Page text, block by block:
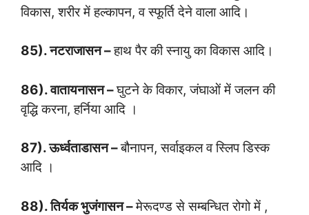
विकास, शरीर में हल्कापन, व स्फूर्ति देने वाला आदि।
85). नटराजासन –हाथ पैर की स्नायु का विकास आदि।
86). वातायनासन –घुटने के विकार, जंघाओं में जलन की
वृद्धि करना, हर्निया आदि ।
87). ऊर्ध्वताडासन –बौनापन, सर्वाइकल व स्लिप डिस्क
आदि ।
88). तिर्यक भुजंगासन –मेरूदण्ड से सम्बन्धित रोगो में ,